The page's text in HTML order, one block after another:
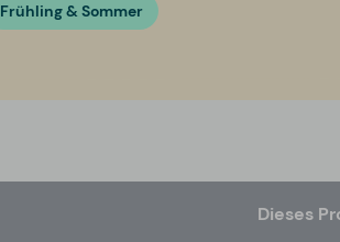
Frühling & Sommer
Dieses